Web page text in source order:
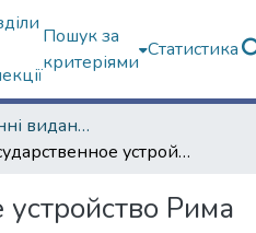
Пошук за
критеріями
Статистика
9. Рідкісні та цінні видання
Государственное устройство Рима и его державы
устройство Рима